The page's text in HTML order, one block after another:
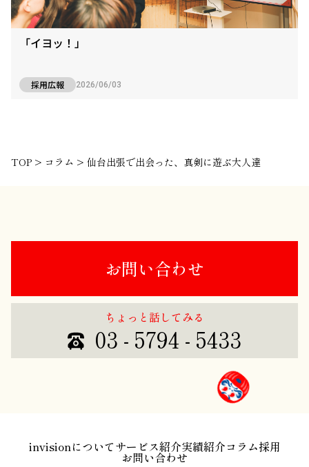
「イヨッ！」
採用広報 2026/06/03
TOP > コラム > 仙台出張で出会った、真剣に遊ぶ大人達
お問い合わせ
ちょっと話してみる
03 - 5794 - 5433
invisionについてサービス紹介実績紹介コラム採用
お問い合わせ